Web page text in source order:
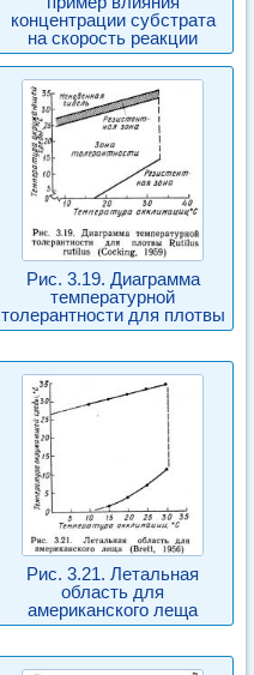
концентрации субстрата
на скорость реакции
Рис. 3.19. Диаграмма
температурной
толерантности для плотвы
Рис. 3.21. Летальная
область для
американского леща